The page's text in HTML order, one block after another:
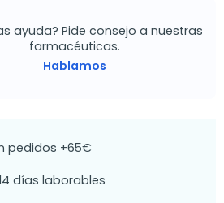
ayuda? Pide consejo a nuestras
farmacéuticas.
Hablamos
pedidos +65€
días laborables